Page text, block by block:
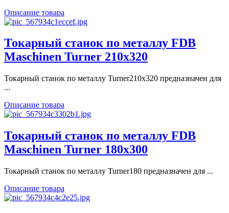
Описание товара
Токарный станок по металлу FDB
Maschinen Turner 210x320
Токарный станок по металлу Turner210x320 предназначен для
...
Описание товара
Токарный станок по металлу FDB
Maschinen Turner 180x300
Токарный станок по металлу Turner180 предназначен для ...
Описание товара